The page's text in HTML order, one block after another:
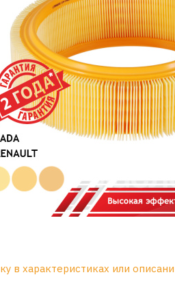
в характеристиках или